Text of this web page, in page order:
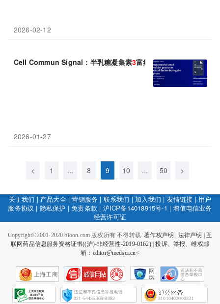
2026-02-12
Cell Commun Signal：半乳糖凝集素3富集小囊泡助推胚胎着床
2026-01-27
< 1 ... 8 9 10 ... 50 >
关于我们 | 产品大全|营销服务 | 联系我们 | 加入我们 | 友情链接 | 用户
服务协议 | 隐私保护 |免责条款 | 沪ICP备14018915号-1 |增值电信业务
经营许可证
Copyright©2001-2020 bioon.com 版权所有 不得转载.著作权声明 法律声明
互
联网药品信息服务资格证书((沪)-非经营性-2019-0162)|投诉、举报、维权邮
箱：editor@medsci.cn<
上海工商
网
络
会
征
021-54485309-8082 31010402000321